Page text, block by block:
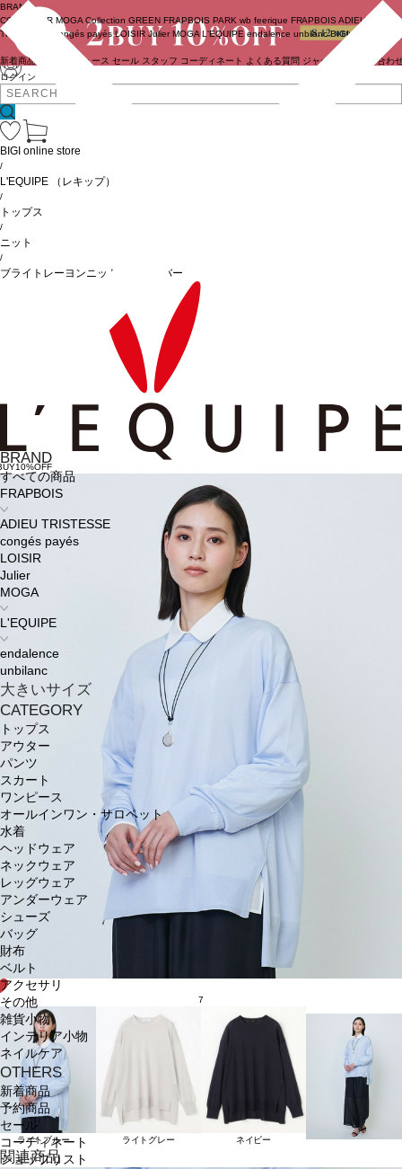
ログイン
BRAND
COUTURIER MOGA Collection GREEN FRAPBOIS PARK wb feerique FRAPBOIS ADIEU
TRISTESSE
congés payés LOISIR Julier MOGA L'EQUIPE endalence unbilanc BIGI online store
新着商品 ニュース セール スタッフ コーディネート よくある質問 ジャーナル お問い合わ
BRAND
すべての商品
FRAPBOIS
ADIEU TRISTESSE
congés payés
LOISIR
Julier
MOGA
L'EQUIPE
endalence
unbilanc
大きいサイズ
CATEGORY
トップス
アウター
パンツ
スカート
ワンピース
オールインワン・サロペット
水着
ヘッドウェア
ネックウェア
レッグウェア
アンダーウェア
シューズ
バッグ
財布
ベルト
アクセサリ
その他
雑貨小物
インテリア小物
ネイルケア
OTHERS
新着商品
予約商品
セール
コーディネート
ショップリスト
BIGI online store
/
L'EQUIPE （レキップ）
/
トップス
/
ニット
/
ブライトレーヨンニットプルオーバー
7
ライトブルー ライトグレー ネイビー
関連商品